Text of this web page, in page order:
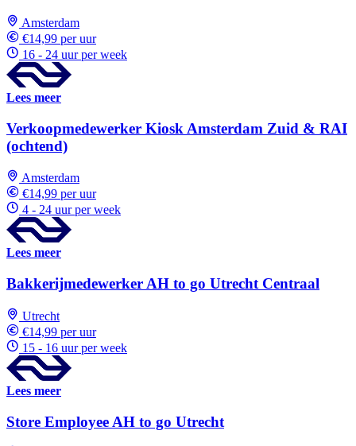
Amsterdam
€14,99 per uur
16 - 24 uur per week
Lees meer
Verkoopmedewerker Kiosk Amsterdam Zuid & RAI
(ochtend)
Amsterdam
€14,99 per uur
4 - 24 uur per week
Lees meer
Bakkerijmedewerker AH to go Utrecht Centraal
Utrecht
€14,99 per uur
15 - 16 uur per week
Lees meer
Store Employee AH to go Utrecht